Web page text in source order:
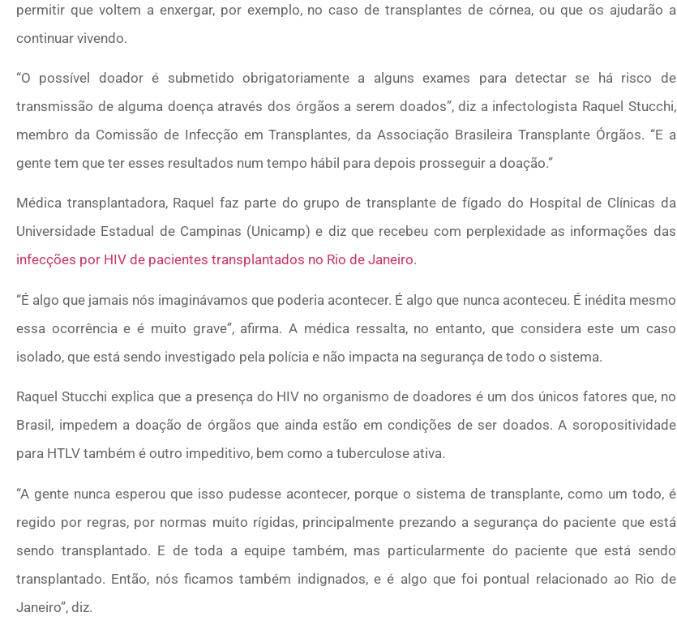
permitir que voltem a enxergar, por exemplo, no caso de transplantes de córnea, ou que os ajudarão a
continuar vivendo.
“O possível doador é submetido obrigatoriamente a alguns exames para detectar se há risco de
transmissão de alguma doença através dos órgãos a serem doados”, diz a infectologista Raquel Stucchi,
membro da Comissão de Infecção em Transplantes, da Associação Brasileira Transplante Órgãos. “E a
gente tem que ter esses resultados num tempo hábil para depois prosseguir a doação.”
Médica transplantadora, Raquel faz parte do grupo de transplante de fígado do Hospital de Clínicas da
Universidade Estadual de Campinas (Unicamp) e diz que recebeu com perplexidade as informações das
infecções por HIV de pacientes transplantados no Rio de Janeiro.
“É algo que jamais nós imaginávamos que poderia acontecer. É algo que nunca aconteceu. É inédita mesmo
essa ocorrência e é muito grave”, afirma. A médica ressalta, no entanto, que considera este um caso
isolado, que está sendo investigado pela polícia e não impacta na segurança de todo o sistema.
Raquel Stucchi explica que a presença do HIV no organismo de doadores é um dos únicos fatores que, no
Brasil, impedem a doação de órgãos que ainda estão em condições de ser doados. A soropositividade
para HTLV também é outro impeditivo, bem como a tuberculose ativa.
“A gente nunca esperou que isso pudesse acontecer, porque o sistema de transplante, como um todo, é
regido por regras, por normas muito rígidas, principalmente prezando a segurança do paciente que está
sendo transplantado. E de toda a equipe também, mas particularmente do paciente que está sendo
transplantado. Então, nós ficamos também indignados, e é algo que foi pontual relacionado ao Rio de
Janeiro”, diz.